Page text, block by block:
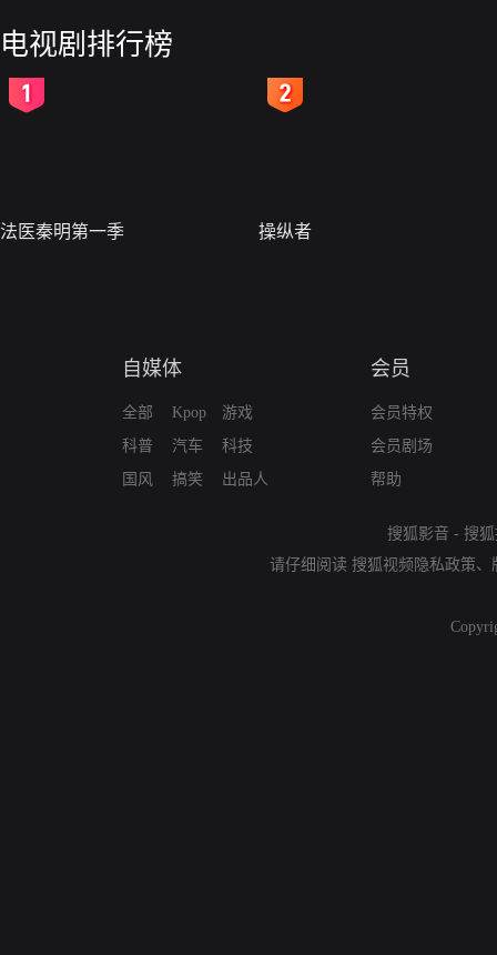
电视剧排行榜
法医秦明第一季 操纵者
自媒体
全部
科普
国风
Kpop
汽车
搞笑
游戏
科技
出品人
会员
会员特权
会员剧场
帮助
搜狐影音 - 搜
请仔细阅读 搜狐视频隐私政策、